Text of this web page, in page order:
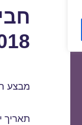
מבצע
תאריך